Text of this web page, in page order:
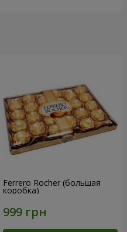
Ferrero Rocher (большая
коробка)